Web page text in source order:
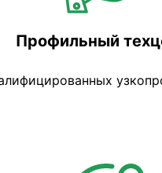
Профильный